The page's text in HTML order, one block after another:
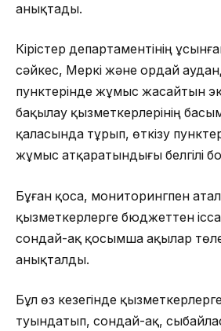
анықтады.
Кірістер департаментінің
сәйкес, Меркі және Қордай
пунктерінде жұмыс жасайтын
бақылау қызметкерлерінің басым
қаласында тұрып, өткізу
жұмыс атқаратындығы белгілі
Бұған қоса, мониторингпен
қызметкерлерге бюджеттен
сондай-ақ қосымша ақылар
анықталды.
Бұл өз кезегінде
туындатып, сондай-ақ,